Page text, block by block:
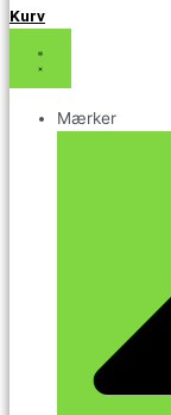
Kurv
Mærker